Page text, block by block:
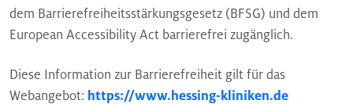
dem Barrierefreiheitsstärkungsgesetz (BFSG) und dem
European Accessibility Act barrierefrei zugänglich.
Diese Information zur Barrierefreiheit gilt für das
Webangebot: https://www.hessing-kliniken.de